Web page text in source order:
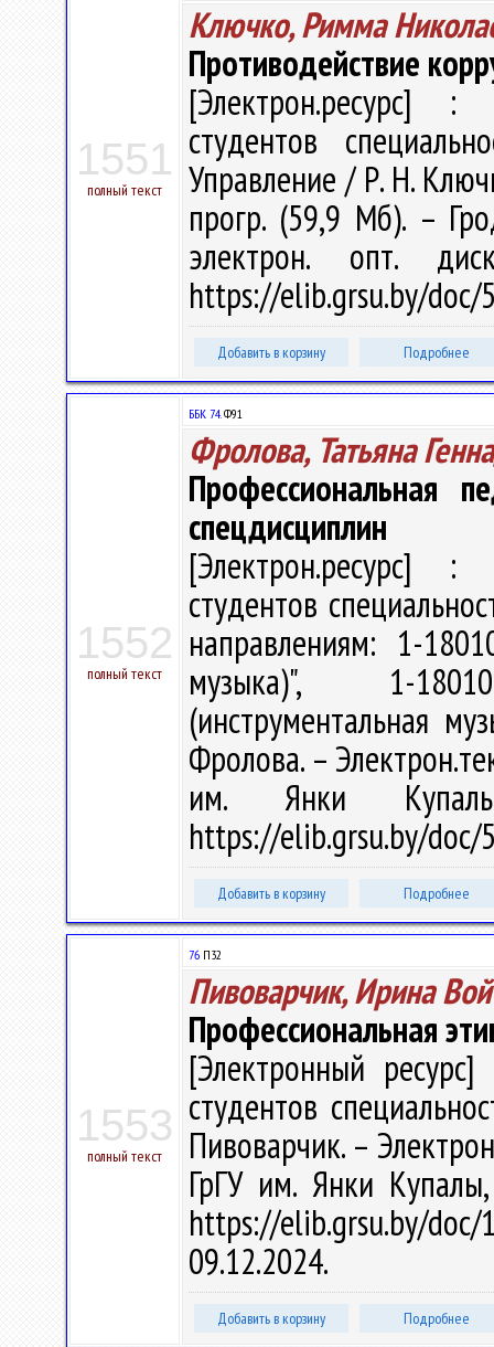
1551
полный текст
Ключко, Римма
Противодействие
[Электрон.ресурс] :
студентов
Управление / Р. Н.
прогр. (59,9 Мб). –
электрон. опт.
https://elib.grsu.by/doc/
Добавить в корзину Подробнее
1552
полный текст
ББК 74.Ф91
Фролова, Татьяна
Профессиональная
спецдисциплин
[Электрон.ресурс] :
студентов
направлениям: 1-
музыка)", 1-
(инструментальная
Фролова. –
им. Янки
https://elib.grsu.by/doc/
Добавить в корзину Подробнее
1553
полный текст
76 П32
Пивоварчик, Ирина
Профессиональная
[Электронный
студентов
Пивоварчик. –
ГрГУ им. Янки
https://elib.grsu.by/
09.12.2024.
Добавить в корзину Подробнее